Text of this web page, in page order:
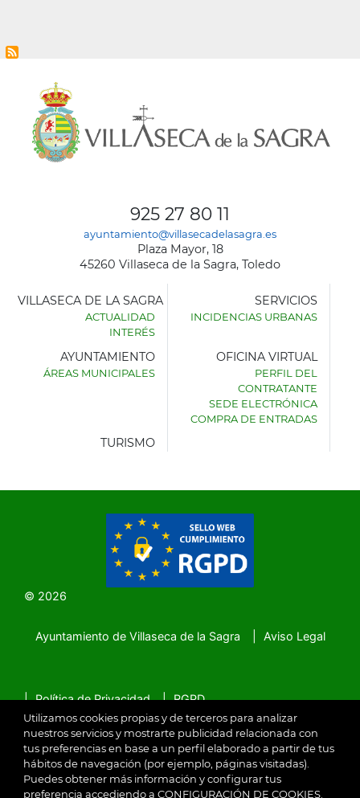
Utilizamos cookies propias y de terceros para analizar
nuestros servicios y mostrarte publicidad relacionada con
tus preferencias en base a un perfil elaborado a partir de tus
hábitos de navegación (por ejemplo, páginas visitadas).
Puedes obtener más información y configurar tus
preferencia accediendo a CONFIGURACIÓN DE COOKIES.
925 27 80 11
ayuntamiento@villasecadelasagra.es
Plaza Mayor, 18
45260 Villaseca de la Sagra, Toledo
AYUNTAMIENTO
VILLASECA DE LA SAGRA
ACTUALIDAD
INTERÉS
SERVICIOS
INCIDENCIAS URBANAS
AYUNTAMIENTO
ÁREAS MUNICIPALES
OFICINA VIRTUAL
PERFIL DEL
CONTRATANTE
SEDE ELECTRÓNICA
COMPRA DE ENTRADAS
TURISMO
© 2026
Ayuntamiento de Villaseca de la Sagra Aviso Legal
Política de Privacidad RGPD